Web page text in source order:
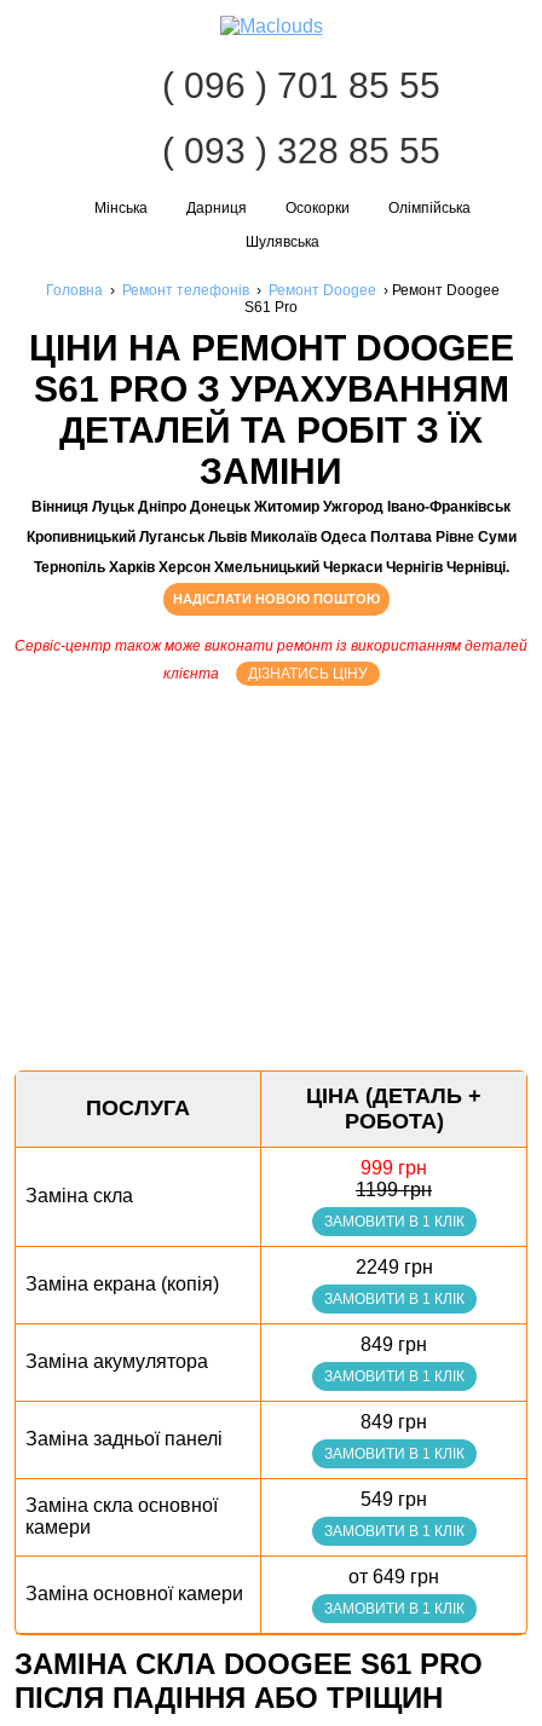
( 096 ) 701 85 55
( 093 ) 328 85 55
Мінська Дарниця Осокорки
Олімпійська
Шулявська
Головна › Ремонт телефонів › Ремонт Doogee › Ремонт Doogee
S61 Pro
ЦІНИ НА РЕМОНТ DOOGEE
S61 PRO З УРАХУВАННЯМ
ДЕТАЛЕЙ ТА РОБІТ З ЇХ
ЗАМІНИ
Вінниця Луцьк Дніпро Донецьк Житомир Ужгород Івано-Франківськ
Кропивницький Луганськ Львів Миколаїв Одеса Полтава Рівне Суми
Тернопіль Харків Херсон Хмельницький Черкаси Чернігів Чернівці.
НАДІСЛАТИ НОВОЮ ПОШТОЮ
Сервіс-центр також може виконати ремонт із використанням деталей
клієнта
ДІЗНАТИСЬ ЦІНУ
ПОСЛУГА
ЦІНА (ДЕТАЛЬ +
РОБОТА)
Заміна скла
999 грн
1199 грн
ЗАМОВИТИ В 1 КЛІК
Заміна екрана (копія)
2249 грн
ЗАМОВИТИ В 1 КЛІК
Заміна акумулятора
849 грн
ЗАМОВИТИ В 1 КЛІК
Заміна задньої панелі
849 грн
ЗАМОВИТИ В 1 КЛІК
Заміна скла основної
камери
549 грн
ЗАМОВИТИ В 1 КЛІК
Заміна основної камери
от 649 грн
ЗАМОВИТИ В 1 КЛІК
ЗАМІНА СКЛА DOOGEE S61 PRO
ПІСЛЯ ПАДІННЯ АБО ТРІЩИН